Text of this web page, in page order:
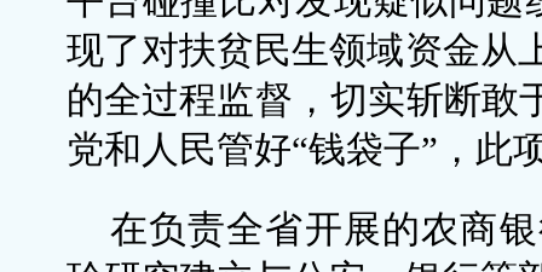
现了对扶贫民生领域资金从
的全过程监督，切实斩断敢
党和人民管好“钱袋子”，此
在负责全省开展的农商